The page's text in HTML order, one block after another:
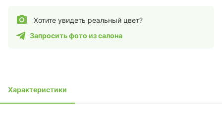
Хотите увидеть реальный цвет?
Запросить фото из салона
Характеристики